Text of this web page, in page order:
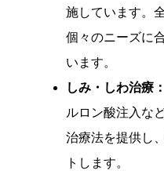
施しています。
個々のニーズに
います。
しみ・しわ治療：
ルロン酸注入な
治療法を提供し
トします。